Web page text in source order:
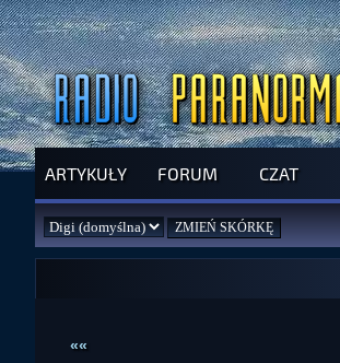
ARTYKUŁY FORUM CZAT
««